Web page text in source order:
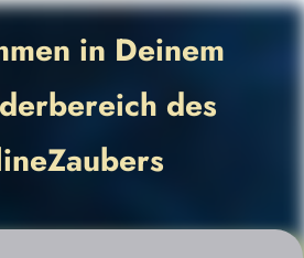
in Deinem
des